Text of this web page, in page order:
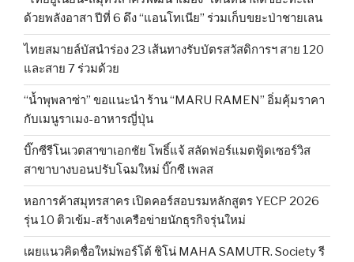
ด้วยพลังอาสา ปีที่ 6 ดึง “แอนโทเนีย” ร่วมเก็บขยะป่าชายเลน
ไทยสมายล์บัสนำร่อง 23 เส้นทางรับบัตรสวัสดิการฯ สาย 120
และสาย 7 ร่วมด้วย
“น้ำพุพลาซ่า” ขอแนะนำ ร้าน “MARU RAMEN” อิ่มคุ้มราคา
กับเมนูราเมง-อาหารญี่ปุ่น
บิ๊กซีรีโนเวตสาขาเอกชัย โพธิ์แจ้ สลัดฟอร์แมตฟู้ดเซอร์วิส
สาขาบางบอนปรับโฉมใหม่ บิ๊กซี เพลส
หอการค้าสมุทรสาคร เปิดคอร์สอบรมหลักสูตร YECP 2026
รุ่น 10 ติวเข้ม-สร้างเครือข่ายนักธุรกิจรุ่นใหม่
เผยแนวคิดชื่อใหม่พอร์โต้ ชิโน่ MAHA SAMUTR. Society รี